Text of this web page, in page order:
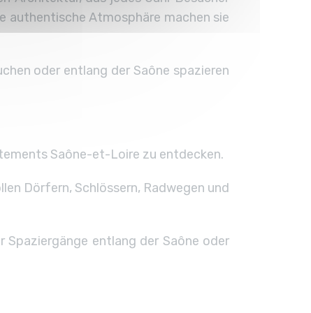
authentische Atmosphäre machen sie
oder entlang der Saône spazieren
Saône-et-Loire zu entdecken.
Dörfern, Schlössern, Radwegen und
Spaziergänge entlang der Saône oder